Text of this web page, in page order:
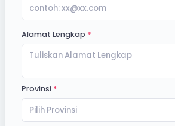
Alamat Lengkap
Provinsi
Pilih Provinsi